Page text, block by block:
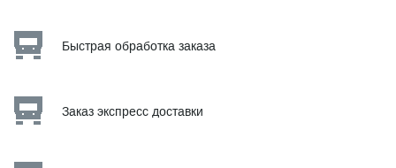
Быстрая обработка заказа
Заказ экспресс доставки